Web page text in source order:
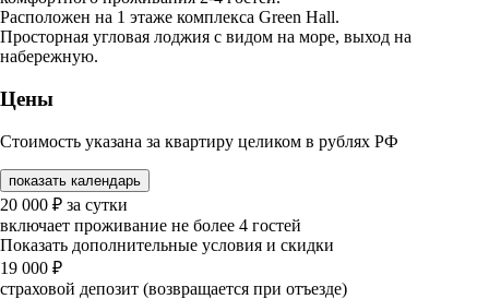
Расположен на 1 этаже комплекса Green Hall.
Просторная угловая лоджия с видом на море, выход на
набережную.
Цены
Стоимость указана за квартиру целиком в рублях РФ
показать календарь
20 000 ₽ за сутки
включает проживание не более 4 гостей
Показать дополнительные условия и скидки
19 000 ₽
страховой депозит (возвращается при отъезде)